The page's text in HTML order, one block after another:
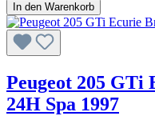
In den Warenkorb
Peugeot 205 GTi
24H Spa 1997